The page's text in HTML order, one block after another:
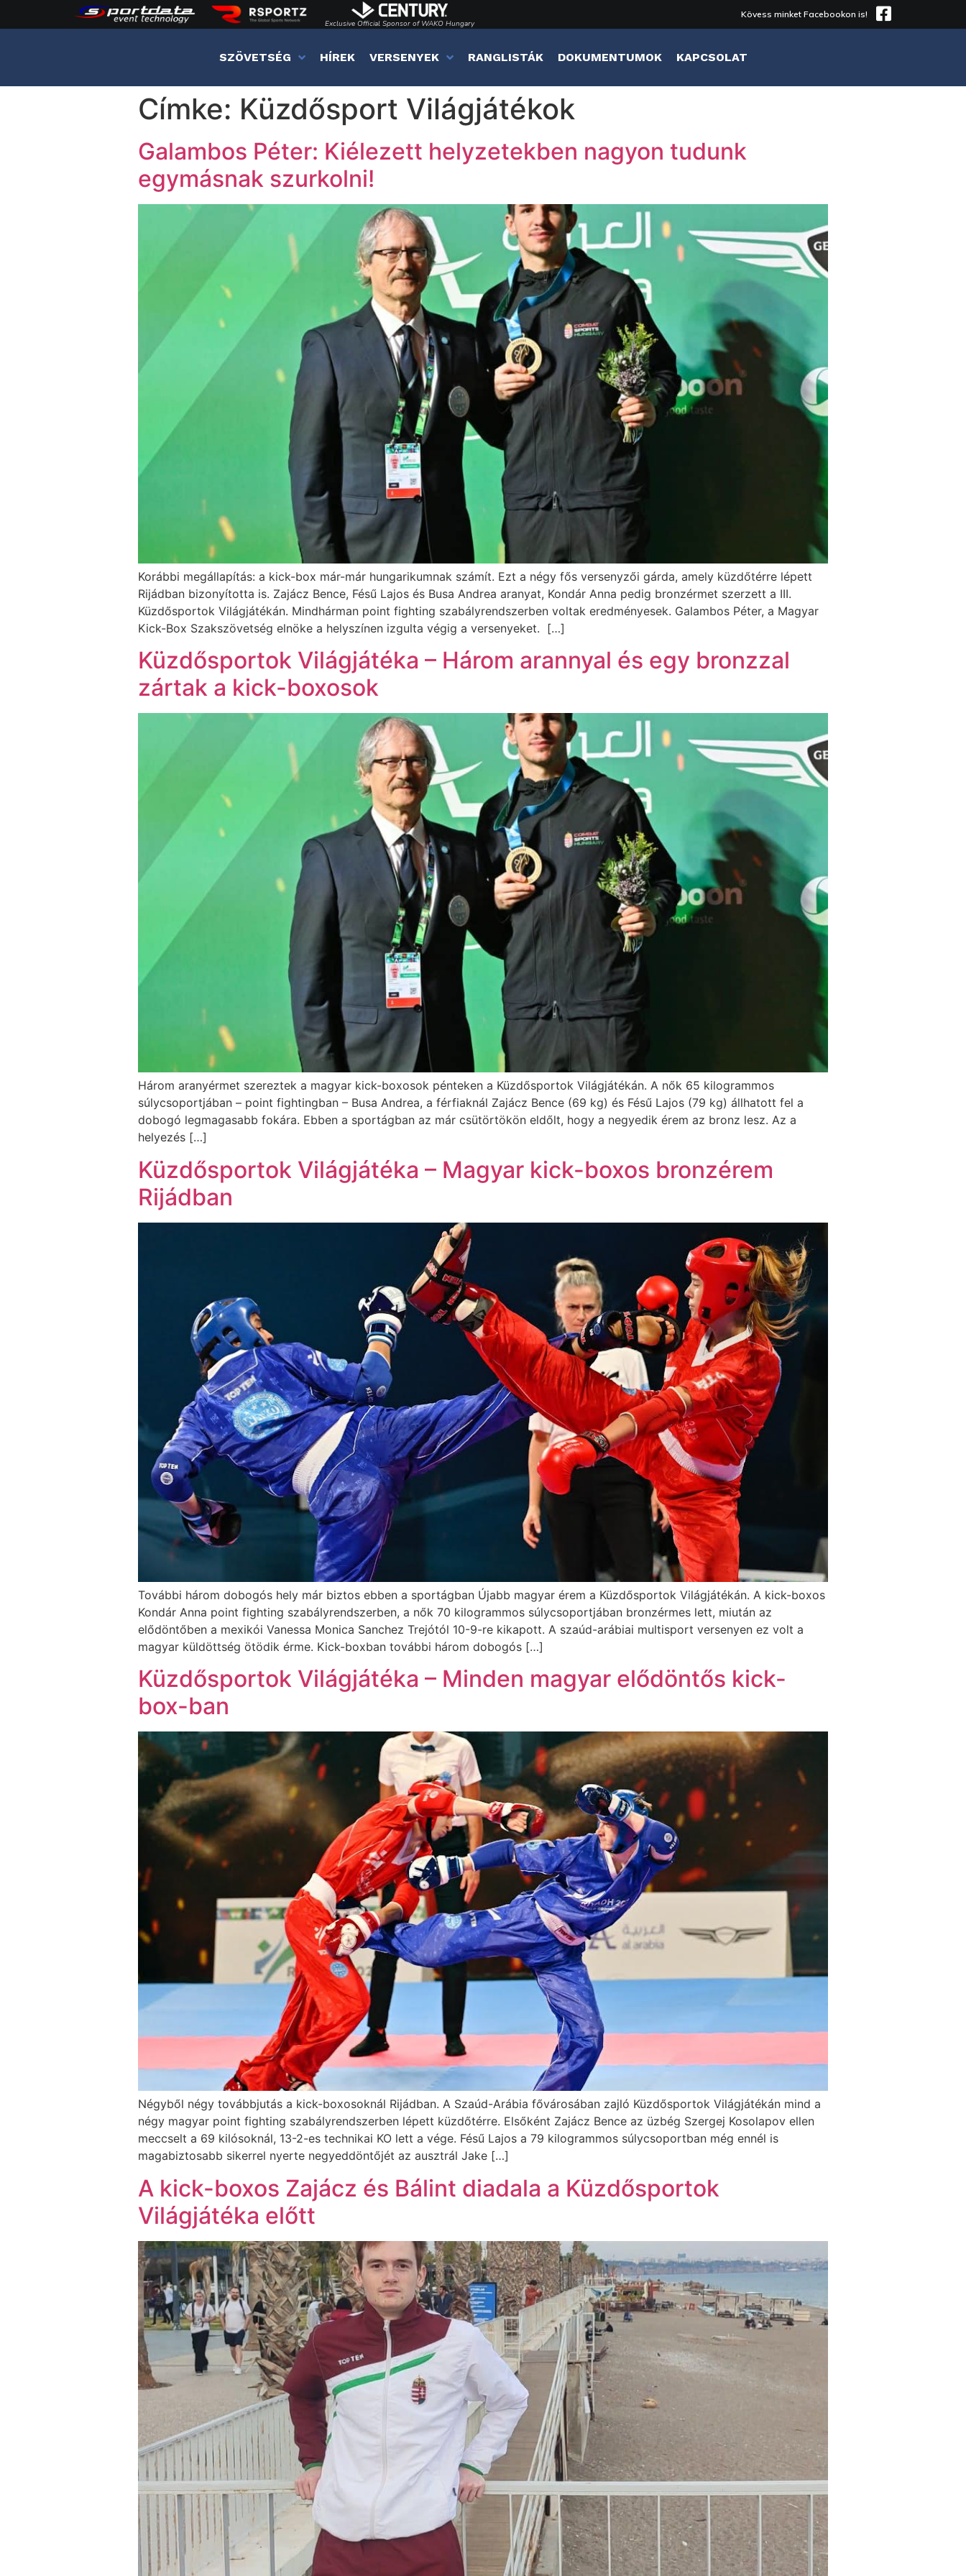
Exclusive Official Sponsor of WAKO Hungary
Kövess minket Facebookon is!
SZÖVETSÉG HÍREK VERSENYEK RANGLISTÁK DOKUMENTUMOK KAPCSOLAT
Címke: Küzdősport Világjátékok
Galambos Péter: Kiélezett helyzetekben nagyon tudunk
egymásnak szurkolni!
Korábbi megállapítás: a kick-box már-már hungarikumnak számít. Ezt a négy fős versenyzői gárda, amely küzdőtérre lépett
Rijádban bizonyította is. Zajácz Bence, Fésű Lajos és Busa Andrea aranyat, Kondár Anna pedig bronzérmet szerzett a III.
Küzdősportok Világjátékán. Mindhárman point fighting szabályrendszerben voltak eredményesek. Galambos Péter, a Magyar
Kick-Box Szakszövetség elnöke a helyszínen izgulta végig a versenyeket. […]
Küzdősportok Világjátéka – Három arannyal és egy bronzzal
zártak a kick-boxosok
Három aranyérmet szereztek a magyar kick-boxosok pénteken a Küzdősportok Világjátékán. A nők 65 kilogrammos
súlycsoportjában – point fightingban – Busa Andrea, a férfiaknál Zajácz Bence (69 kg) és Fésű Lajos (79 kg) állhatott fel a
dobogó legmagasabb fokára. Ebben a sportágban az már csütörtökön eldőlt, hogy a negyedik érem az bronz lesz. Az a
helyezés […]
Küzdősportok Világjátéka – Magyar kick-boxos bronzérem
Rijádban
További három dobogós hely már biztos ebben a sportágban Újabb magyar érem a Küzdősportok Világjátékán. A kick-boxos
Kondár Anna point fighting szabályrendszerben, a nők 70 kilogrammos súlycsoportjában bronzérmes lett, miután az
elődöntőben a mexikói Vanessa Monica Sanchez Trejótól 10-9-re kikapott. A szaúd-arábiai multisport versenyen ez volt a
magyar küldöttség ötödik érme. Kick-boxban további három dobogós […]
Küzdősportok Világjátéka – Minden magyar elődöntős kick-
box-ban
Négyből négy továbbjutás a kick-boxosoknál Rijádban. A Szaúd-Arábia fővárosában zajló Küzdősportok Világjátékán mind a
négy magyar point fighting szabályrendszerben lépett küzdőtérre. Elsőként Zajácz Bence az üzbég Szergej Kosolapov ellen
meccselt a 69 kilósoknál, 13-2-es technikai KO lett a vége. Fésű Lajos a 79 kilogrammos súlycsoportban még ennél is
magabiztosabb sikerrel nyerte negyeddöntőjét az ausztrál Jake […]
A kick-boxos Zajácz és Bálint diadala a Küzdősportok
Világjátéka előtt